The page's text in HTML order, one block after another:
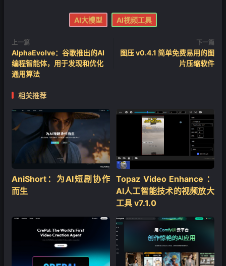
AI大模型 AI视频工具
上一篇
AlphaEvolve：谷歌推出的AI
编程智能体，用于发现和优化
通用算法
下一篇
图压 v0.4.1 简单免费易用的图
片压缩软件
相关推荐
AniShort：为AI短剧协作
而生
Topaz Video Enhance ：
AI人工智能技术的视频放大
工具 v7.1.0